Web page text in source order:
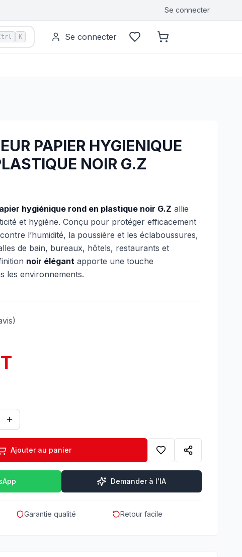
Se connecter
K Se connecter
PAPIER HYGIENIQUE
NOIR G.Z
hygiénique rond en plastique noir G.Z allie
et hygiène. Conçu pour protéger efficacement
l’humidité, la poussière et les éclaboussures,
de bain, bureaux, hôtels, restaurants et
noir élégant apporte une touche
les environnements.
Ajouter au panier
Demander à l'IA
Garantie qualité Retour facile